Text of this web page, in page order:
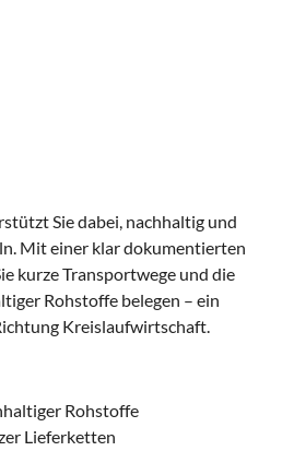
Sie dabei, nachhaltig und
Mit einer klar dokumentierten
kurze Transportwege und die
Rohstoffe belegen – ein
Kreislaufwirtschaft.
Rohstoffe
Lieferketten